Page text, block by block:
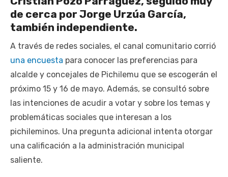
de cerca por Jorge Urzúa García,
también independiente.
A través de redes sociales, el canal comunitario corrió
una encuesta para conocer las preferencias para
alcalde y concejales de Pichilemu que se escogerán el
próximo 15 y 16 de mayo. Además, se consultó sobre
las intenciones de acudir a votar y sobre los temas y
problemáticas sociales que interesan a los
pichileminos. Una pregunta adicional intenta otorgar
una calificación a la administración municipal
saliente.